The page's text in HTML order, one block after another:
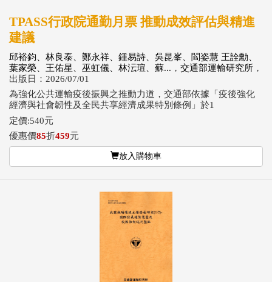
TPASS行政院通勤月票 推動成效評估與精進
建議
邱裕鈞、林良泰、鄭永祥、鍾易詩、吳昆峯、閻姿慧 王詮勳、
葉家榮、王佑星、巫虹儀、林沄瑄、蘇... ， 交通部運輸研究所 ，
出版日：2026/07/01
為強化公共運輸疫後振興之推動力道，交通部依據「疫後強化
經濟與社會韌性及全民共享經濟成果特別條例」於1
定價:540元
優惠價85折459元
放入購物車